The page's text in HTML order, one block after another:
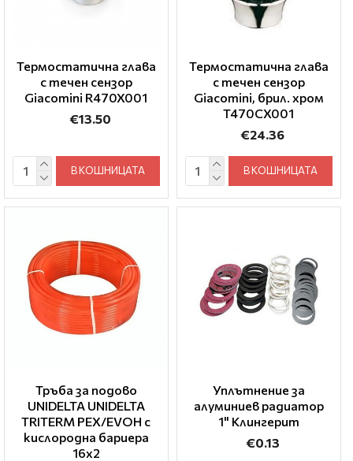
Термостатична глава
с течен сензор
Giacomini R470X001
€13.50
В КОШНИЦАТА
Термостатична глава
с течен сензор
Giacomini, брил. хром
T470CX001
€24.36
В КОШНИЦАТА
Тръба за подово
UNIDELTA UNIDELTA
TRITERM PEX/EVOH с
кислородна бариера
16х2
Уплътнение за
алуминиев радиатор
1" Клингерит
€0.13